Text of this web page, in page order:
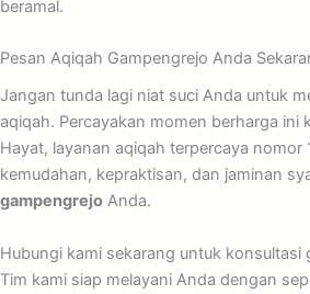
beramal.
Pesan Aqiqah Gampengrejo Anda
Jangan tunda lagi niat suci Anda untuk
aqiqah. Percayakan momen berharga ini
Hayat, layanan aqiqah terpercaya nomor
kemudahan, kepraktisan, dan jaminan
gampengrejo Anda.
Hubungi kami sekarang untuk konsultasi
Tim kami siap melayani Anda dengan